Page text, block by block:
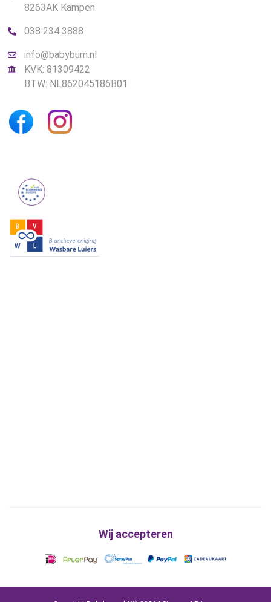
8263AK Kampen
038 234 3888
info@babybum.nl
KVK: 81309422
BTW: NL862045186B01
Wij accepteren